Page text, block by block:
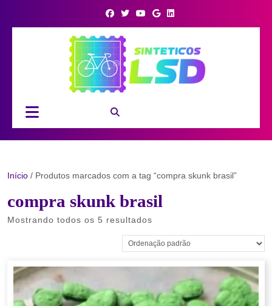
Button
Início / Produtos marcados com a tag “compra skunk brasil”
compra skunk brasil
Mostrando todos os 5 resultados